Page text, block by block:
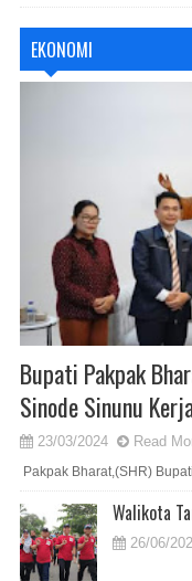
EKONOMI
Bupati Pakpak
Sinode Sinunu
23/03/2024 Read
Pakpak Bharat,(SHR)
Walikota
26/06/